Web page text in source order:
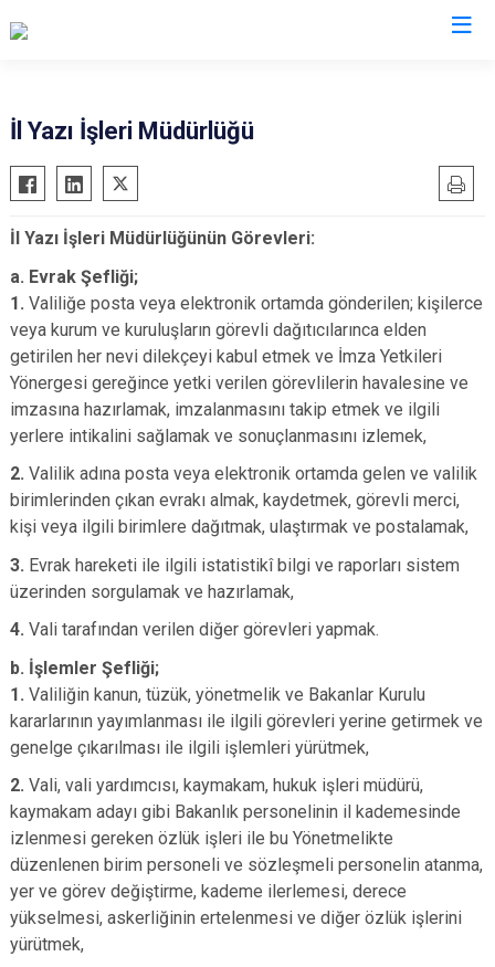
İl Yazı İşleri Müdürlüğü
İl Yazı İşleri Müdürlüğünün Görevleri:
a. Evrak Şefliği;
1. Valiliğe posta veya elektronik ortamda gönderilen; kişilerce
veya kurum ve kuruluşların görevli dağıtıcılarınca elden
getirilen her nevi dilekçeyi kabul etmek ve İmza Yetkileri
Yönergesi gereğince yetki verilen görevlilerin havalesine ve
imzasına hazırlamak, imzalanmasını takip etmek ve ilgili
yerlere intikalini sağlamak ve sonuçlanmasını izlemek,
2. Valilik adına posta veya elektronik ortamda gelen ve valilik
birimlerinden çıkan evrakı almak, kaydetmek, görevli merci,
kişi veya ilgili birimlere dağıtmak, ulaştırmak ve postalamak,
3. Evrak hareketi ile ilgili istatistikî bilgi ve raporları sistem
üzerinden sorgulamak ve hazırlamak,
4. Vali tarafından verilen diğer görevleri yapmak.
b. İşlemler Şefliği;
1. Valiliğin kanun, tüzük, yönetmelik ve Bakanlar Kurulu
kararlarının yayımlanması ile ilgili görevleri yerine getirmek ve
genelge çıkarılması ile ilgili işlemleri yürütmek,
2. Vali, vali yardımcısı, kaymakam, hukuk işleri müdürü,
kaymakam adayı gibi Bakanlık personelinin il kademesinde
izlenmesi gereken özlük işleri ile bu Yönetmelikte
düzenlenen birim personeli ve sözleşmeli personelin atanma,
yer ve görev değiştirme, kademe ilerlemesi, derece
yükselmesi, askerliğinin ertelenmesi ve diğer özlük işlerini
yürütmek,